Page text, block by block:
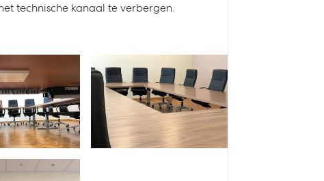
technische kanaal te verbergen.